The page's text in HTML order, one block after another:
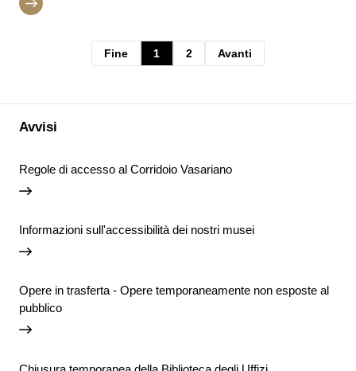
Fine 1 2 Avanti
Avvisi
Regole di accesso al Corridoio Vasariano
Informazioni sull'accessibilità dei nostri musei
Opere in trasferta - Opere temporaneamente non esposte al
pubblico